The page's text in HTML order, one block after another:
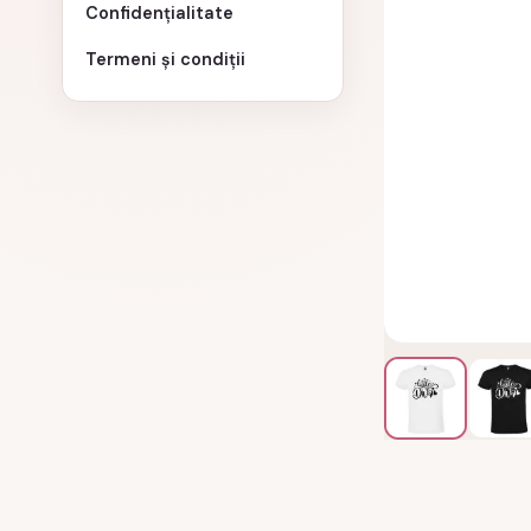
Confidențialitate
Termeni și condiții